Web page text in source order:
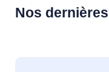
Nos dernières